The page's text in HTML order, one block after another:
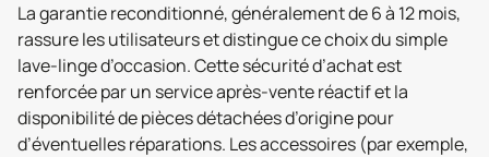
La garantie reconditionné, généralement de 6 à 12 mois,
rassure les utilisateurs et distingue ce choix du simple
lave-linge d’occasion. Cette sécurité d’achat est
renforcée par un service après-vente réactif et la
disponibilité de pièces détachées d’origine pour
d’éventuelles réparations. Les accessoires (par exemple,